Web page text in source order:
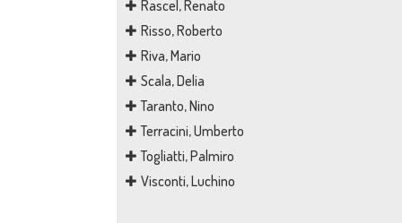
Rascel, Renato
Risso, Roberto
Riva, Mario
Scala, Delia
Taranto, Nino
Terracini, Umberto
Togliatti, Palmiro
Visconti, Luchino